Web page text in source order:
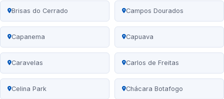
Brisas do Cerrado Campos Dourados
Capanema Capuava
Caravelas Carlos de Freitas
Celina Park Chácara Botafogo